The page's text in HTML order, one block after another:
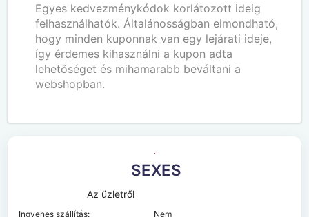
Egyes kedvezménykódok korlátozott ideig
felhasználhatók. Általánosságban elmondható,
hogy minden kuponnak van egy lejárati ideje,
így érdemes kihasználni a kupon adta
lehetőséget és mihamarabb beváltani a
webshopban.
SEXES
Az üzletről
Ingyenes szállítás: Nem